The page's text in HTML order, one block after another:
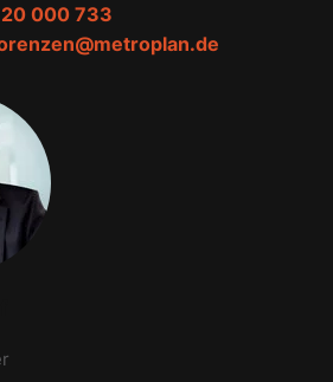
000 733